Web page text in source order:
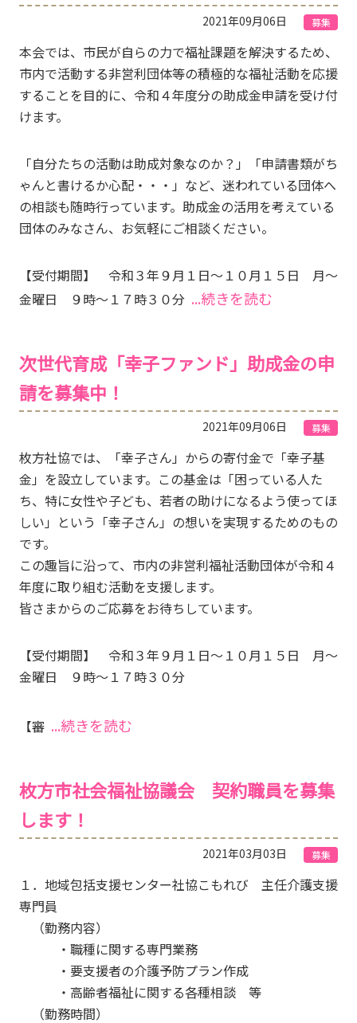
2021年09月06日 募集
本会では、市民が自らの力で福祉課題を解決するため、
市内で活動する非営利団体等の積極的な福祉活動を応援
することを目的に、令和４年度分の助成金申請を受け付
けます。
「自分たちの活動は助成対象なのか？」「申請書類がち
ゃんと書けるか心配・・・」など、迷われている団体へ
の相談も随時行っています。助成金の活用を考えている
団体のみなさん、お気軽にご相談ください。
【受付期間】 令和３年９月１日～１０月１５日 月～
金曜日 ９時～１７時３０分 ...続きを読む
次世代育成「幸子ファンド」助成金の申
請を募集中！
2021年09月06日 募集
枚方社協では、「幸子さん」からの寄付金で「幸子基
金」を設立しています。この基金は「困っている人た
ち、特に女性や子ども、若者の助けになるよう使ってほ
しい」という「幸子さん」の想いを実現するためのもの
です。
この趣旨に沿って、市内の非営利福祉活動団体が令和４
年度に取り組む活動を支援します。
皆さまからのご応募をお待ちしています。
【受付期間】 令和３年９月１日～１０月１５日 月～
金曜日 ９時～１７時３０分
【審 ...続きを読む
枚方市社会福祉協議会 契約職員を募集
します！
2021年03月03日 募集
１．地域包括支援センター社協こもれび 主任介護支援
専門員
（勤務内容）
・職種に関する専門業務
・要支援者の介護予防プラン作成
・高齢者福祉に関する各種相談 等
（勤務時間）